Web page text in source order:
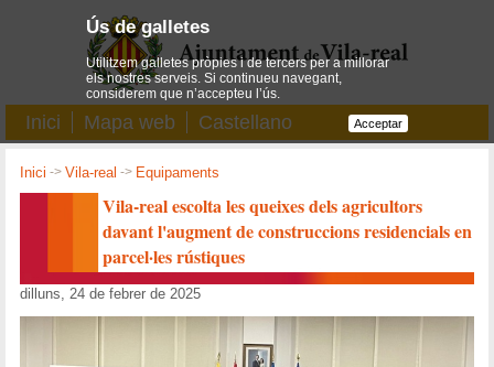
Inici Mapa web Castellano
Inici ->Vila-real -> Equipaments
Vila-real escolta les queixes dels agricultors
davant l'augment de construccions residencials en
parcel·les rústiques
dilluns, 24 de febrer de 2025
Ús de galletes
Utilitzem galletes pròpies i de tercers per a millorar
els nostres serveis. Si continueu navegant,
considerem que n’accepteu l’ús.
Acceptar